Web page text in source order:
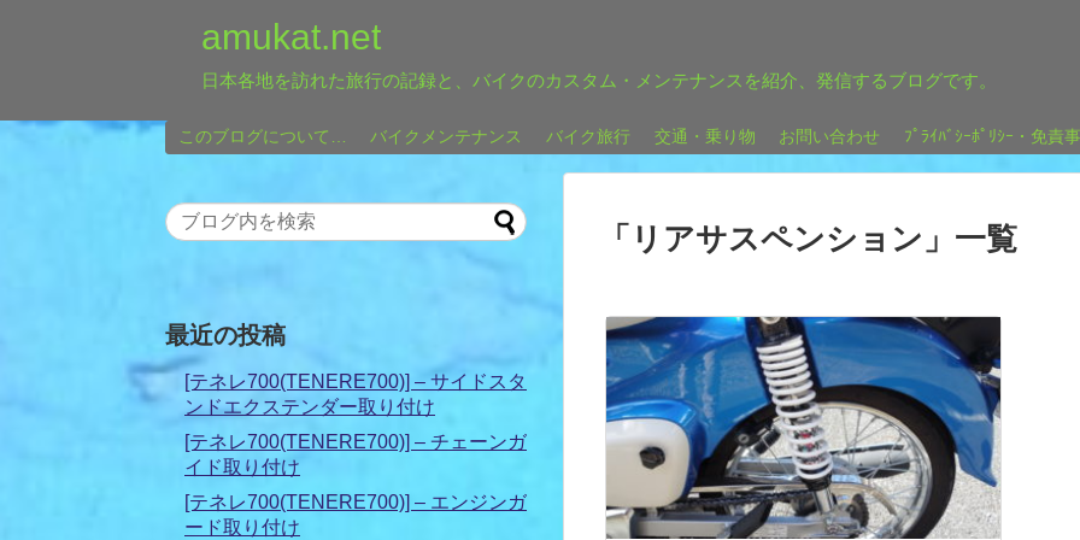
amukat.net
日本各地を訪れた旅行の記録と、バイクのカスタム・メンテナンスを紹介、発信するブログです。
このブログについて… バイクメンテナンス バイク旅行 交通・乗り物 お問い合わせ ﾌﾟﾗｲﾊﾞｼｰﾎﾟﾘｼｰ・免責
「 リアサスペンション 」 一覧
最近の投稿
[テネレ700(TENERE700)] – サイドスタ
ンドエクステンダー取り付け
[テネレ700(TENERE700)] – チェーンガ
イド取り付け
[テネレ700(TENERE700)] – エンジンガ
ード取り付け